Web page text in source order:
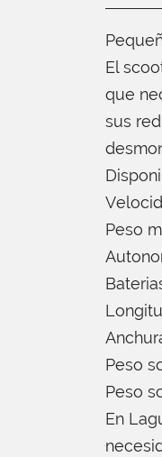
El
que
sus
Peso
Peso
Peso
En